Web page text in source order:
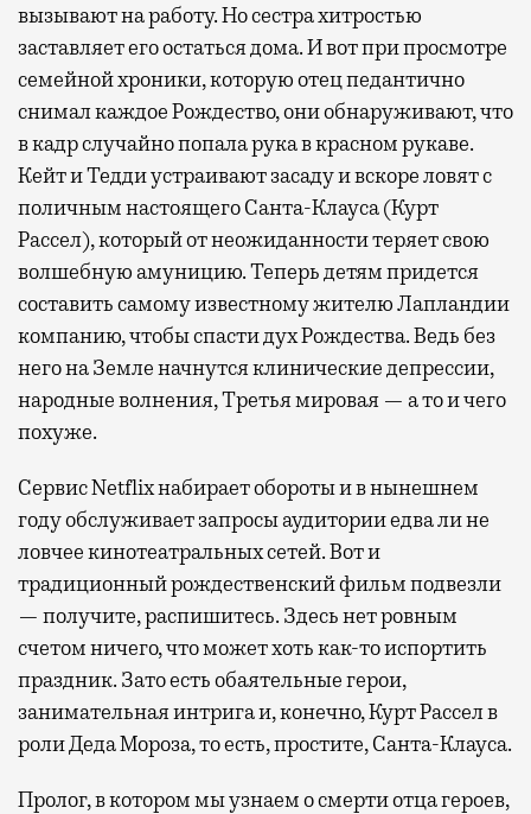
вызывают на работу. Но сестра хитростью
заставляет его остаться дома. И вот при просмотре
семейной хроники, которую отец педантично
снимал каждое Рождество, они обнаруживают, что
в кадр случайно попала рука в красном рукаве.
Кейт и Тедди устраивают засаду и вскоре ловят с
поличным настоящего Санта-Клауса (Курт
Рассел), который от неожиданности теряет свою
волшебную амуницию. Теперь детям придется
составить самому известному жителю Лапландии
компанию, чтобы спасти дух Рождества. Ведь без
него на Земле начнутся клинические депрессии,
народные волнения, Третья мировая — а то и чего
похуже.
СервисNetflixнабирает обороты и в нынешнем
году обслуживает запросы аудитории едва ли не
ловчее кинотеатральных сетей. Вот и
традиционный рождественский фильм подвезли
— получите, распишитесь. Здесь нет ровным
счетом ничего, что может хоть как-то испортить
праздник. Зато есть обаятельные герои,
занимательная интрига и, конечно, Курт Рассел в
роли Деда Мороза, то есть, простите, Санта-Клауса.
Пролог, в котором мы узнаем о смерти отца героев,